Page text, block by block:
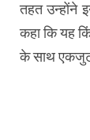
तहत उन्होंने
कहा कि यह
के साथ